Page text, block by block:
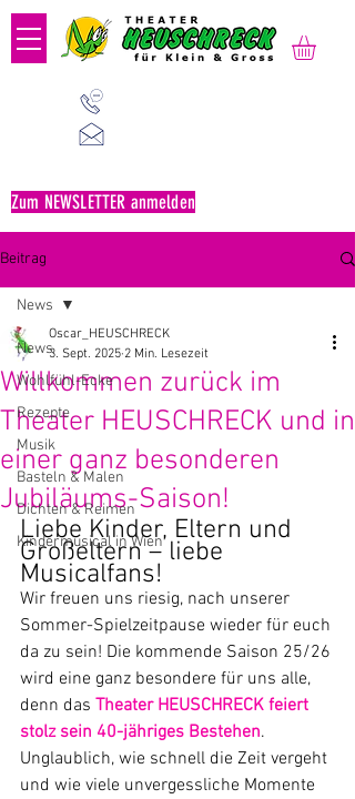
Zum NEWSLETTER anmelden
Beitrag
News
Wohlfühl-Ecke
Rezepte
Musik
Basteln & Malen
Dichten & Reimen
Kindermusical in Wien
News
Willkommen zurück im
Theater HEUSCHRECK und in
einer ganz besonderen
Jubiläums-Saison!
Oscar_HEUSCHRECK
3. Sept. 2025 2 Min. Lesezeit
Liebe Kinder, Eltern und
Großeltern – liebe
Musicalfans!
Wir freuen uns riesig, nach unserer
Sommer-Spielzeitpause wieder für euch
da zu sein! Die kommende Saison 25/26
wird eine ganz besondere für uns alle,
denn das Theater HEUSCHRECK feiert
stolz sein 40-jähriges Bestehen.
Unglaublich, wie schnell die Zeit vergeht
und wie viele unvergessliche Momente